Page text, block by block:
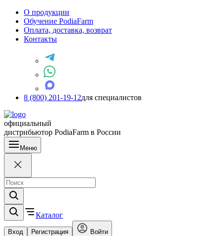
О продукции
Обучение PodiaFarm
Оплата, доставка, возврат
Контакты
8 (800) 201-19-12для специалистов
официальный
дистрибьютор PodiaFarm в России
Меню
Каталог
Вход Регистрация Войти